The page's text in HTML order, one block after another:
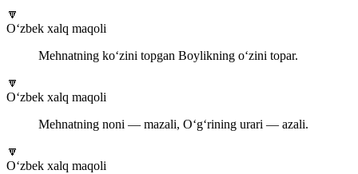
🔽
O‘zbek xalq maqoli
Mehnatning ko‘zini topgan Boylikning o‘zini topar.
🔽
O‘zbek xalq maqoli
Mehnatning noni — mazali, O‘g‘rining urari — azali.
🔽
O‘zbek xalq maqoli